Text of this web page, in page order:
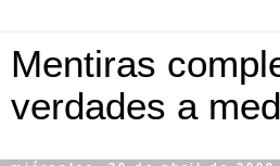
Mentiras
verdades a